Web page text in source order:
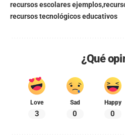
recursos escolares ejemplos
recursos tecnológicos educativos
¿Qué
Love
3
Sad
0
Happy
0